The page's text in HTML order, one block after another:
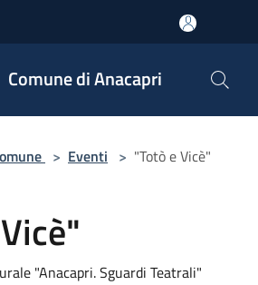
Comune di Anacapri
> Eventi > "Totò e Vicè"
"Anacapri. Sguardi Teatrali"